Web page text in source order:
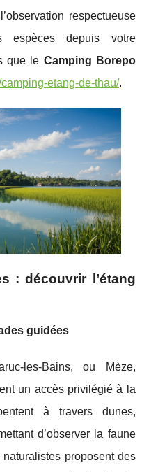
respectueuse
depuis votre
que le Camping Borepo
etang-de-thau/.
: découvrir l’étang
guidées
les-Bains, ou Mèze,
un accès privilégié à la
à travers dunes,
d’observer la faune
proposent des